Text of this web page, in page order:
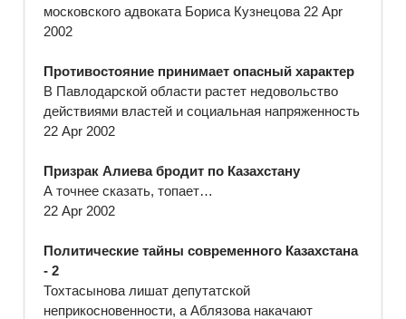
московского адвоката Бориса Кузнецова 22 Apr
2002
Противостояние принимает опасный характер
В Павлодарской области растет недовольство
действиями властей и социальная напряженность
22 Apr 2002
Призрак Алиева бродит по Казахстану
А точнее сказать, топает…
22 Apr 2002
Политические тайны современного Казахстана
- 2
Тохтасынова лишат депутатской
неприкосновенности, а Аблязова накачают